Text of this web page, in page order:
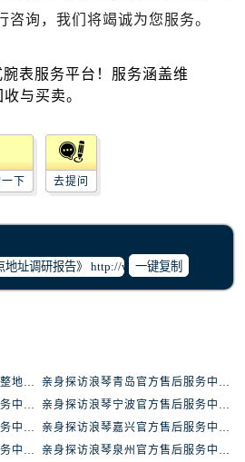
甘肃省定西市安定区解放路浪琴售后服务中心（需提前预约）
甘肃省酒泉市肃州区西大街浪琴售后服务中心（需提前预约）
甘肃省临夏市城南街道团结路浪琴售后服务中心（需提前预约）
咨询，我们将竭诚为您服务。
下 去提问
一键复制
浪琴中国官方售后服务中心完整地址及热线实地考察报告+多信源验证（2026年7月最新）
亲身探访浪琴青岛官方售后服务中心｜最新电话及地址（2026年7月最新）
亲身探访浪琴南昌官方售后服务中心｜最新电话及地址（2026年7月最新）
亲身探访浪琴宁波官方售后服务中心｜网点地址及售后热线（2026年7月最新）
亲身探访浪琴东莞官方售后服务中心｜地址与联系电话（2026年7月最新）
亲身探访浪琴嘉兴官方售后服务中心｜热线电话与网点地址（2026年7月最新）
亲身探访浪琴天津官方售后服务中心｜详细地址与售后电话（2026年7月最新）
亲身探访浪琴泉州官方售后服务中心｜全新地址电话一览（2026年7月最新）